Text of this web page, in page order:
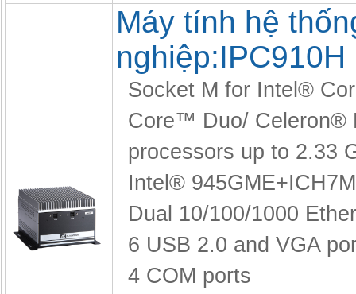
Máy tính hệ
nghiệp:IPC910H
Socket M for Intel®
Core™ Duo/ Celeron®
processors up to 2.33
Intel®
Dual 10/100/1000
6 USB 2.0 and VGA
4 COM ports